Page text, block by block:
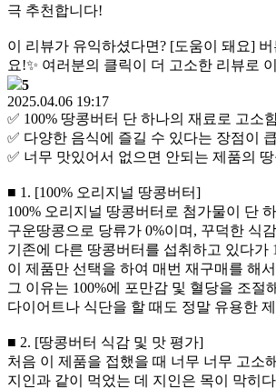
극 추천합니다!
이 리뷰가 유익하셨다면? [도움이 돼요] 버
요!✨ 여러분의 클릭이 더 고소한 리뷰로
5
2025.04.06 19:17
✅ 100% 땅콩버터 단 하나의 재료로 고소
✅ 다양한 음식에 즐길 수 있다는 장점이
✅ 너무 맛있어서 없으면 안되는 제품의
■ 1. [100% 오리지널 땅콩버터]
100% 오리지널 땅콩버터로 첨가물이 단
구운땅콩으로 당류가 0%이며, 꾸덕한 식
기존에 다른 땅콩버터를 섭취하고 있다가
이 제품만 선택을 하여 매번 재구매를 해
그 이유는 100%에 포만감 및 혈당을 조절
다이어트나 식단을 할 때도 정말 유용한
■ 2. [땅콩버터 식감 및 맛 평가]
처음 이 제품을 접했을 때 너무 너무 고소
지인과 같이 먹었는 데 지인은 목이 막히